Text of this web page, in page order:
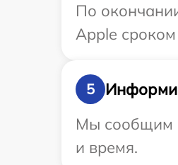
По
Apple
5
Мы сообщим
и время.